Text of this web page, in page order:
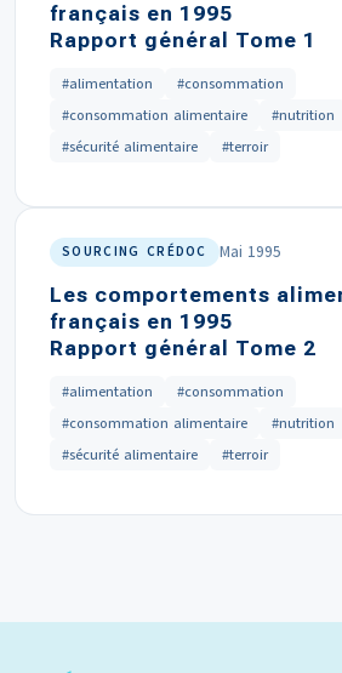
français en 1995
Rapport général Tome 1
#alimentation
#consommation
#consommation alimentaire
#nutrition
#sécurité alimentaire
#terroir
SOURCING CRÉDOC Mai 1995
Les comportements
français en 1995
Rapport général Tome 2
#alimentation
#consommation
#consommation alimentaire
#nutrition
#sécurité alimentaire
#terroir